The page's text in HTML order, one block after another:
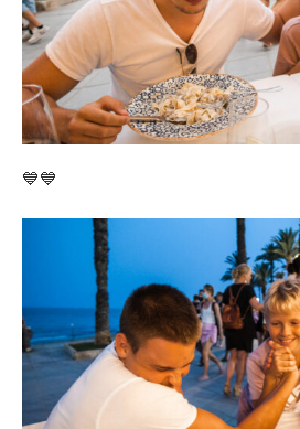
💙💙